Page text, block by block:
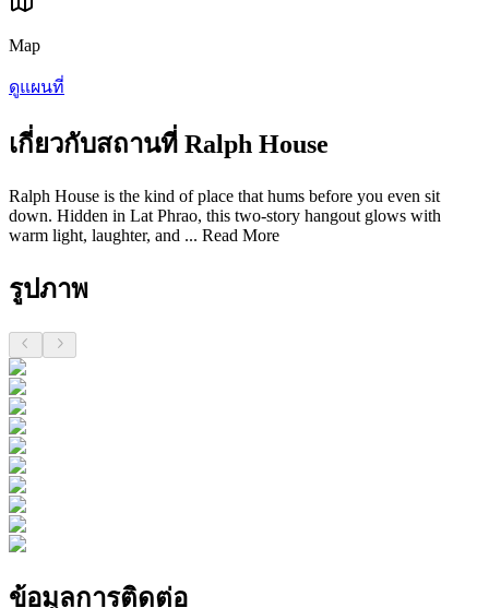
Map
ดูแผนที่
เกี่ยวกับสถานที่ Ralph House
Ralph House is the kind of place that hums before you even sit
down. Hidden in Lat Phrao, this two-story hangout glows with
warm light, laughter, and ... Read More
รูปภาพ
ข้อมูลการติดต่อ